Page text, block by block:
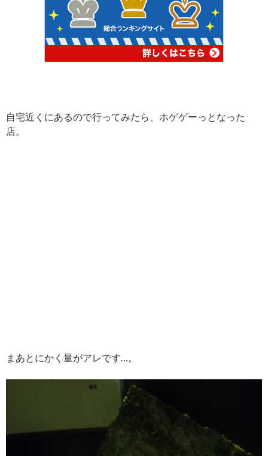
自宅近くにあるので行ってみたら、ホゲゲーっとなった
店。
まあとにかく量がアレです…。